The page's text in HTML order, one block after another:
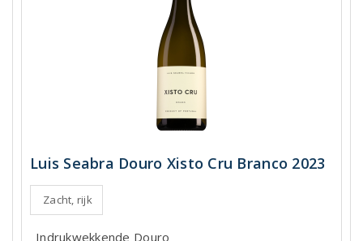
Luis Seabra Douro Xisto Cru Branco 2023
Zacht, rijk
Indrukwekkende Douro